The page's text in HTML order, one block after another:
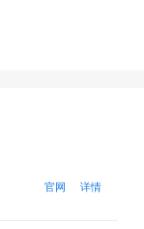
官网 详情